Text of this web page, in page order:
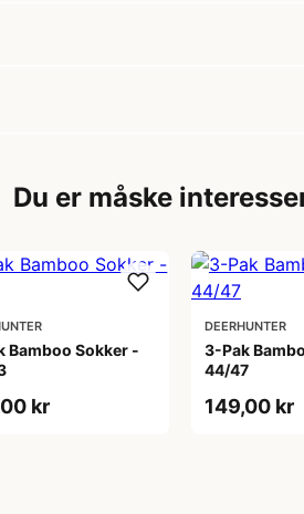
Du er måske
Bamboo Sokker -
kr
DEERHUNTER
3-Pak
44/47
149,00 kr